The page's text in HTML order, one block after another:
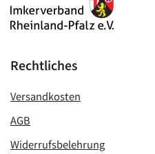
Rechtliches
Versandkosten
AGB
Widerrufsbelehrung